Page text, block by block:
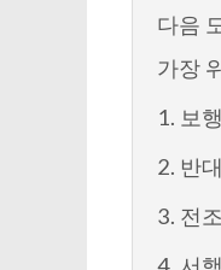
다음
가장
1. 보
2. 반
3. 전